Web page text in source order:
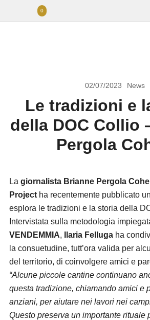
0
02/07/2023 News
Le tradizioni e
della DOC Collio
Pergola
La giornalista Brianne Pergola
Projectha recentemente pubblicato
esplora le tradizioni e la storia della
Intervistata sulla metodologia
VENDEMMIA, Ilaria Fellugaha
la consuetudine, tutt’ora valida per
del territorio, di coinvolgere amici e
“Alcune piccole cantine continuano
questa tradizione, chiamando amici e
anziani, per aiutare nei lavori nei
Questo preserva un importante rituale